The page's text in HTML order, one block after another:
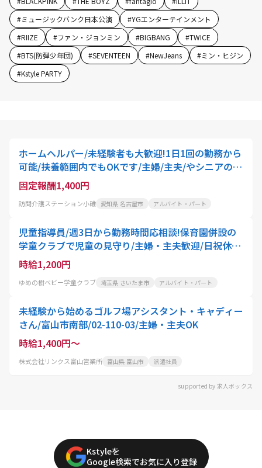
#ミュージックバンク日本公演 #YGエンターテインメント
#RIIZE #ファン・ジョンミン #BIGBANG #TWICE
#BTS(防弾少年団) #SEVENTEEN #NewJeans #ミン・ヒジン
#Kstyle PARTY
ホームヘルパー/未経験者も大歓迎!1日1回の勤務から
可能/扶養範囲内でもOKです/主婦/主夫/やシニアの方
にもおすすめ!駅チカ徒歩5分&マイカー通勤もOK
固定報酬1,400円
訪問介護ステーション小碓 愛知県 名古屋市 アルバイト・パート
児童指導員/週3日から勤務時間応相談!保育園併設の
学童クラブで児童の見守り/主婦・主夫歓迎/日祝休み
のシフト制/駅徒歩圏内
時給1,200円
ゆめの樹ベビー学童クラブ 埼玉県 さいたま市 アルバイト・パート
未経験から始めるゴルフ場アシスタント・キャディー
さん/富山市南部/02-110-03/主婦・主夫OK
時給1,400円～
株式会社リンクス富山営業所 富山県 富山市 派遣社員
supported by 求人ボックス
Kstyleを
Google検索でお気に入り登録